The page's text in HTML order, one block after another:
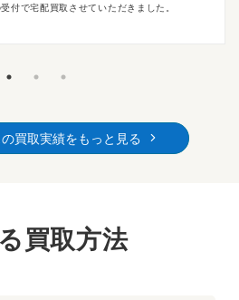
付で宅配買取させていただきました。
買取実績をもっと見る
買取方法